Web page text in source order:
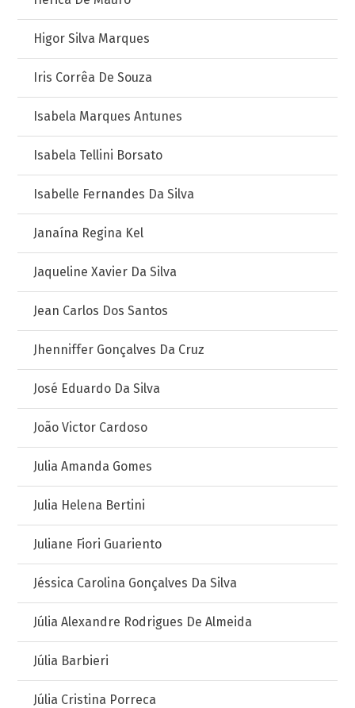
Higor Silva Marques
Iris Corrêa De Souza
Isabela Marques Antunes
Isabela Tellini Borsato
Isabelle Fernandes Da Silva
Janaína Regina Kel
Jaqueline Xavier Da Silva
Jean Carlos Dos Santos
Jhenniffer Gonçalves Da Cruz
José Eduardo Da Silva
João Victor Cardoso
Julia Amanda Gomes
Julia Helena Bertini
Juliane Fiori Guariento
Jéssica Carolina Gonçalves Da Silva
Júlia Alexandre Rodrigues De Almeida
Júlia Barbieri
Júlia Cristina Porreca